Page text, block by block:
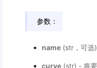
参数：
name(str，可选
curve(str) - 将要